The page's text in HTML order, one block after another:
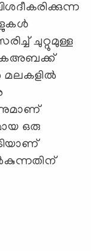
ചുറ്റുമുള്ള
കഅബക്ക്
ഒരു